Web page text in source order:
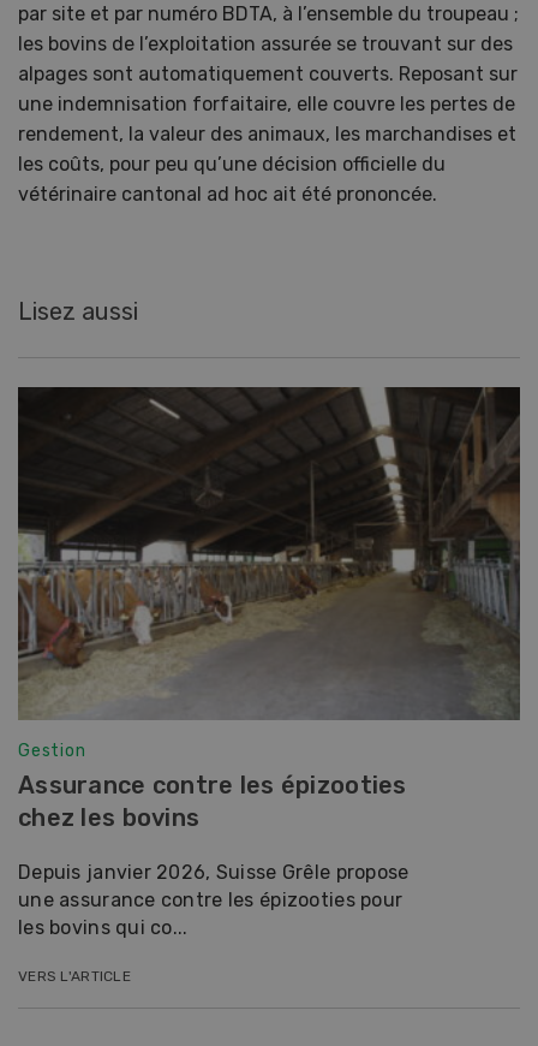
par site et par numéro BDTA, à l’ensemble du troupeau ;
les bovins de l’exploitation assurée se trouvant sur des
alpages sont automatiquement couverts. Reposant sur
une indemnisation forfaitaire, elle couvre les pertes de
rendement, la valeur des animaux, les marchandises et
les coûts, pour peu qu’une décision officielle du
vétérinaire cantonal ad hoc ait été prononcée.
Lisez aussi
Gestion
Assurance contre les épizooties
chez les bovins
Depuis janvier 2026, Suisse Grêle propose
une assurance contre les épizooties pour
les bovins qui co...
VERS L'ARTICLE